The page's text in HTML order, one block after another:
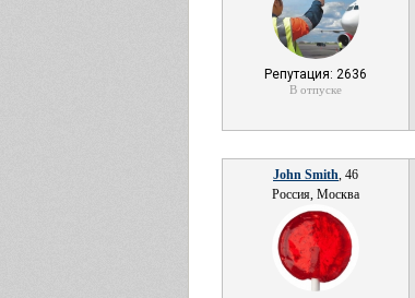
Репутация: 2636
В отпуске
John Smith, 46
Россия, Москва